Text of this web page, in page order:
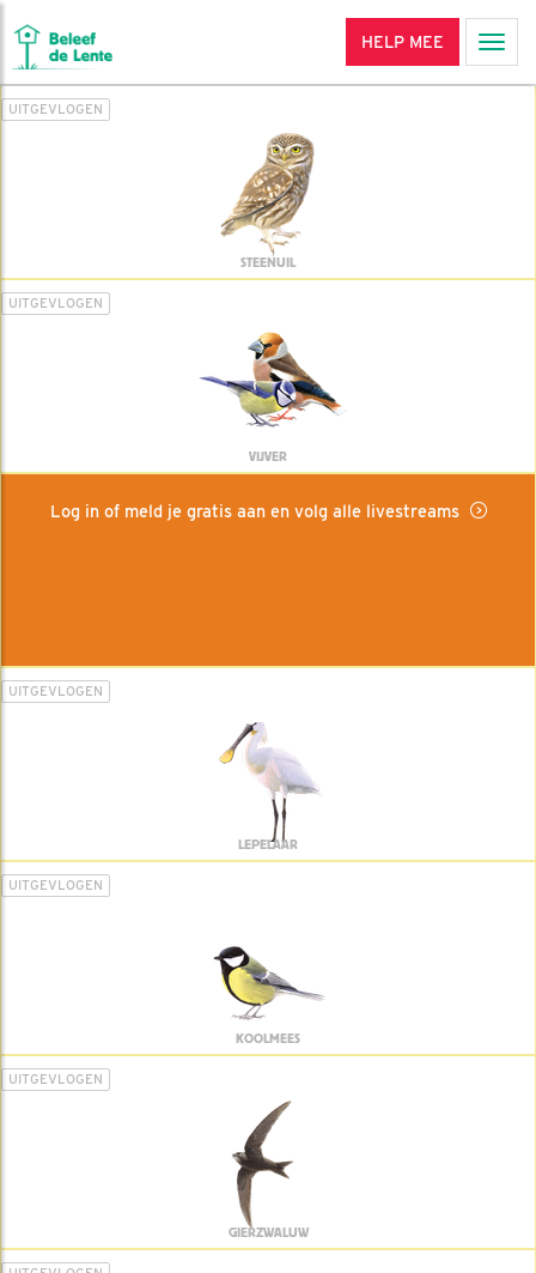
HELP MEE
UITGEVLOGEN
STEENUIL
UITGEVLOGEN
VIJVER
Log in of meld je gratis aan en volg alle livestreams
UITGEVLOGEN
LEPELAAR
UITGEVLOGEN
KOOLMEES
UITGEVLOGEN
GIERZWALUW